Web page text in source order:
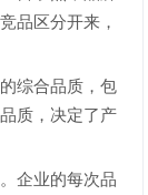
品区分开来，
综合品质，包
质，决定了产
企业的每次品